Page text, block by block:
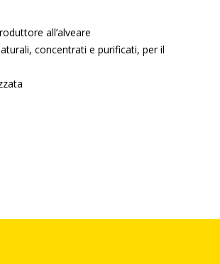
all’alveare
concentrati e purificati, per il